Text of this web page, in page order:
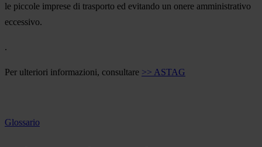
le piccole imprese di trasporto ed evitando un onere amministrativo
eccessivo.
.
Per ulteriori informazioni, consultare >> ASTAG
Glossario